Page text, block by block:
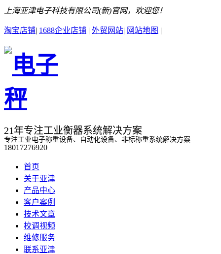
上海亚津电子科技有限公司(新)官网，欢迎您！
淘宝店铺| 1688企业店铺 | 外贸网站| 网站地图 |
21年专注工业衡器系统解决方案
专注工业电子称重设备、自动化设备、非标称重系统解决方案
18017276920
首页
关于亚津
产品中心
客户案例
技术文章
校调视频
维修服务
联系亚津